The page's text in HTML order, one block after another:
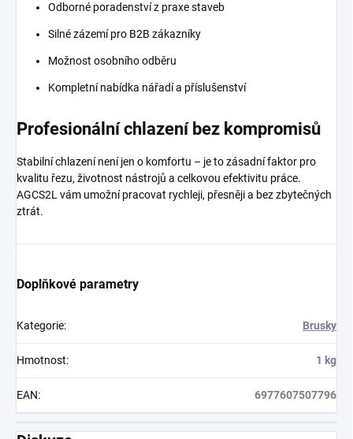
Odborné poradenství z praxe staveb
Silné zázemí pro B2B zákazníky
Možnost osobního odběru
Kompletní nabídka nářadí a příslušenství
Profesionální chlazení bez kompromisů
Stabilní chlazení není jen o komfortu – je to zásadní faktor pro
kvalitu řezu, životnost nástrojů a celkovou efektivitu práce.
AGCS2L vám umožní pracovat rychleji, přesněji a bez zbytečných
ztrát.
Doplňkové parametry
Kategorie: Brusky
Hmotnost: 1 kg
EAN: 6977607507796